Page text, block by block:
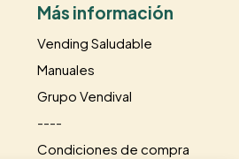
Más información
Vending Saludable
Manuales
Grupo Vendival
----
Condiciones de compra